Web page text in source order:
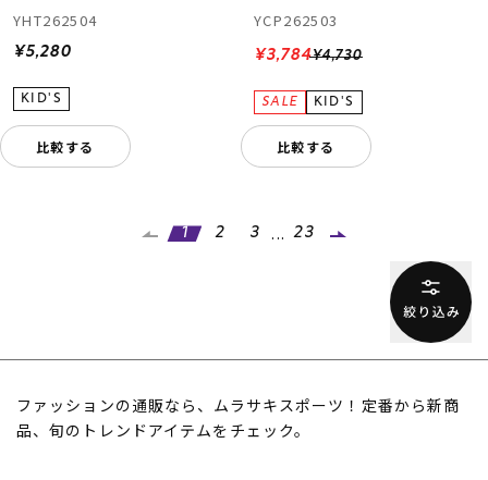
YHT262504
¥5,280
比較する
YCP262503
¥4,730
¥3,784
比較する
1 2 3 ... 23
ファッションの通販なら、ムラサキスポーツ！定番から新商
品、旬のトレンドアイテムをチェック。